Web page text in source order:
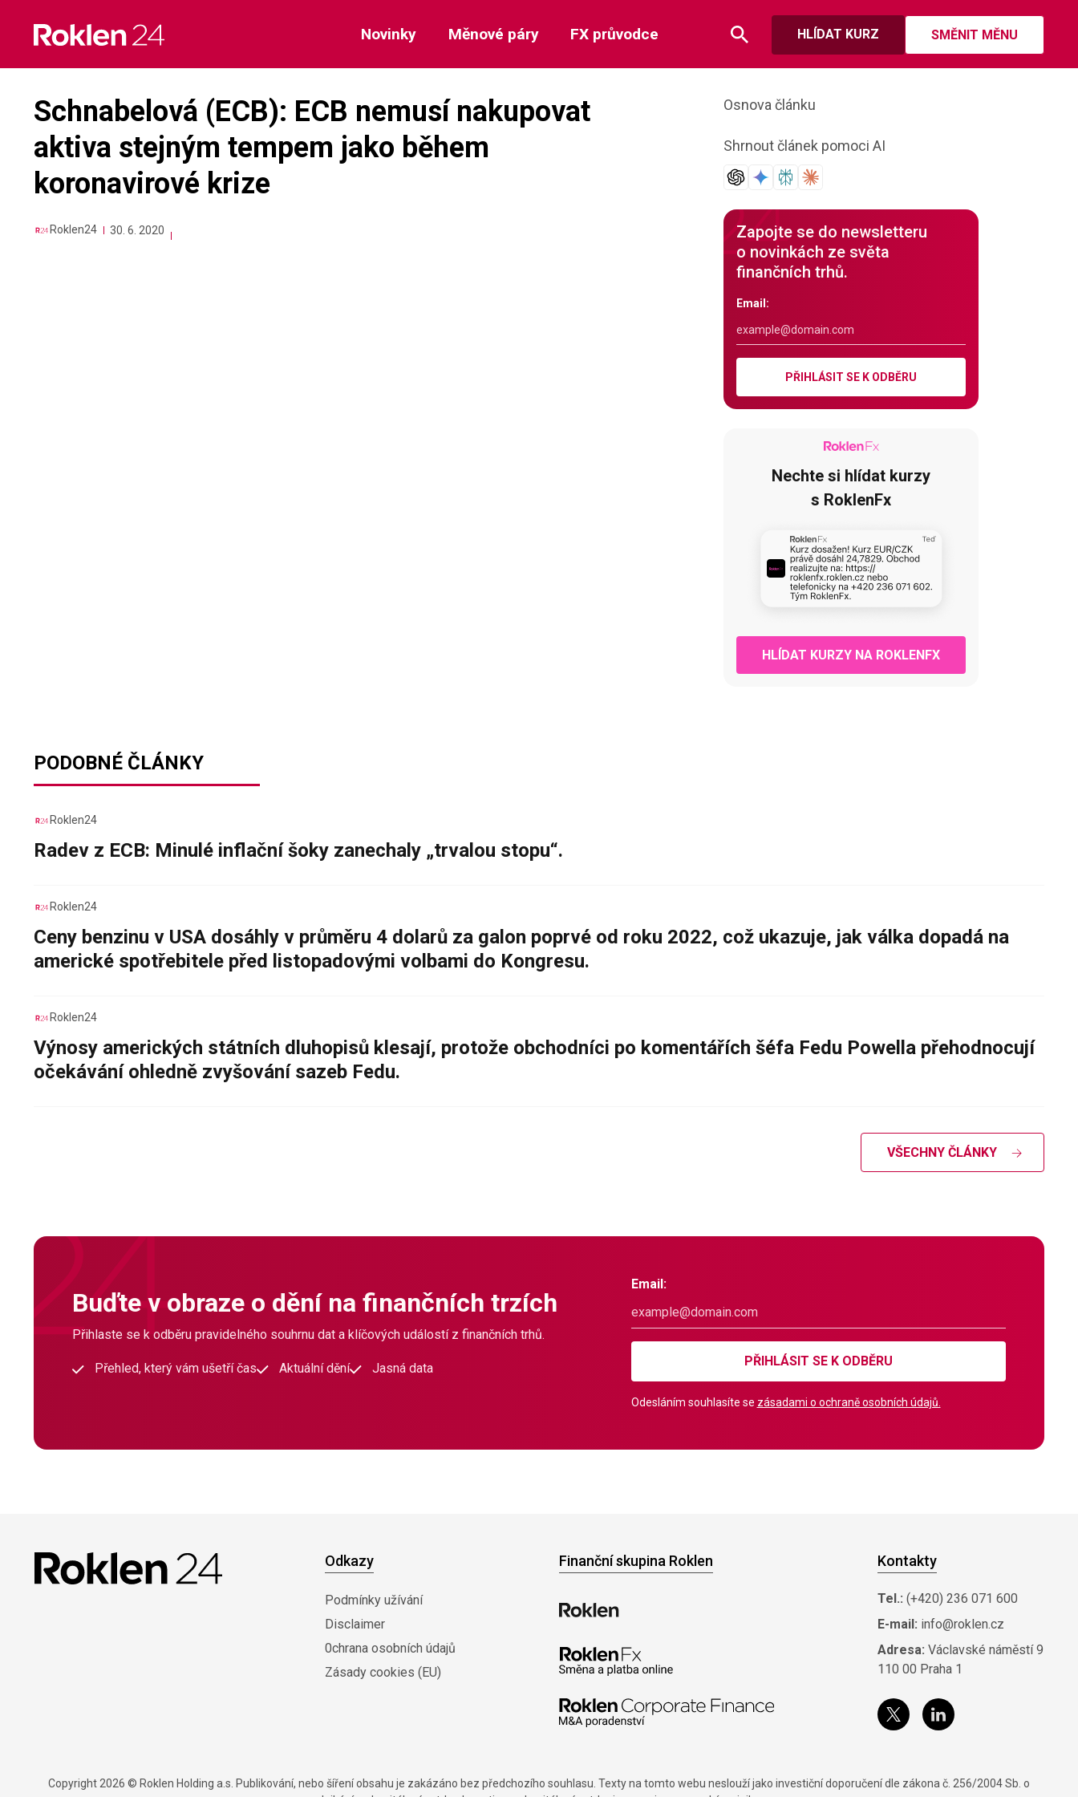
content
HLÍDAT KURZ SMĚNIT MĚNU
Novinky Měnové páry FX průvodce
Schnabelová (ECB): ECB nemusí nakupovat
aktiva stejným tempem jako během
koronavirové krize
Roklen24 30. 6. 2020
Osnova článku
Shrnout článek pomoci AI
Zapojte se do newsletteru
o novinkách ze světa
finančních trhů.
Email:
PŘIHLÁSIT SE K ODBĚRU
Nechte si hlídat kurzy
s RoklenFx
HLÍDAT KURZY NA ROKLENFX
PODOBNÉ ČLÁNKY
Roklen24
Radev z ECB: Minulé inflační šoky zanechaly „trvalou stopu“.
Roklen24
Ceny benzinu v USA dosáhly v průměru 4 dolarů za galon poprvé od roku 2022, což ukazuje, jak válka dopadá na
americké spotřebitele před listopadovými volbami do Kongresu.
Roklen24
Výnosy amerických státních dluhopisů klesají, protože obchodníci po komentářích šéfa Fedu Powella přehodnocují
očekávání ohledně zvyšování sazeb Fedu.
VŠECHNY ČLÁNKY
Buďte v obraze o dění na finančních trzích
Přihlaste se k odběru pravidelného souhrnu dat a klíčových událostí z finančních trhů.
Přehled, který vám ušetří čas Aktuální dění Jasná data
Email:
PŘIHLÁSIT SE K ODBĚRU
Odesláním souhlasíte se zásadami o ochraně osobních údajů.
Odkazy
Podmínky užívání
Disclaimer
0chrana osobních údajů
Zásady cookies (EU)
Finanční skupina Roklen Kontakty
Tel.: (+420) 236 071 600
E-mail: info@roklen.cz
Adresa: Václavské náměstí 9
110 00 Praha 1
Copyright 2026 © Roklen Holding a.s. Publikování, nebo šíření obsahu je zakázáno bez předchozího souhlasu. Texty na tomto webu neslouží jako investiční doporučení dle zákona č. 256/2004 Sb. o